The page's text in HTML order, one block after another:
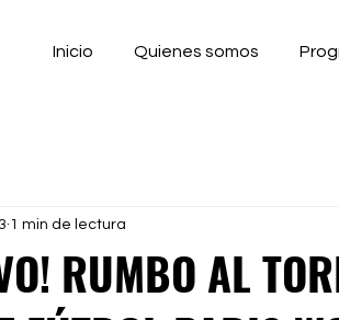
Inicio Quienes somos
RUMBO AL
1 min de lectura